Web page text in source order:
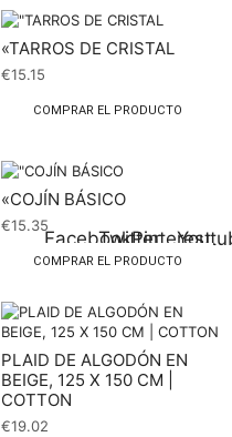
«TARROS DE CRISTAL
€15.15
COMPRAR EL PRODUCTO
FacebookTwitterPinterest
«COJÍN BÁSICO
€15.35
COMPRAR EL PRODUCTO
PLAID DE ALGODÓN EN
BEIGE, 125 X 150 CM |
COTTON
€19.02